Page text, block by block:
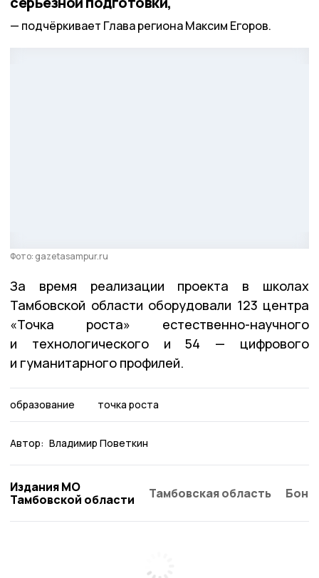
подчёркивает Глава региона Максим Егоров.
Фото: gazetasampur.ru
За время реализации проекта в школах
Тамбовской области оборудовали 123 центра
«Точка роста» естественно-научного
и технологического и 54 — цифрового
и гуманитарного профилей.
образование точка роста
Автор: Владимир Поветкин
Издания МО
Тамбовской области
Тамбовская область